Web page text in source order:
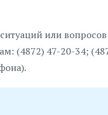
или
(4872) 47-20-34;